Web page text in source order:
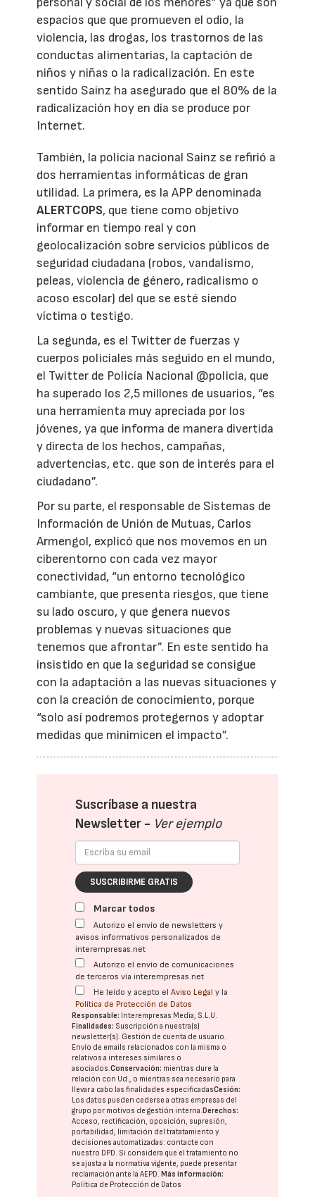
espacios que que promueven el odio, la
violencia, las drogas, los trastornos de las
conductas alimentarias, la captación de
niños y niñas o la radicalización. En este
sentido Sainz ha asegurado que el 80% de la
radicalización hoy en día se produce por
Internet.
También, la policia nacional Sainz se refirió a
dos herramientas informáticas de gran
utilidad. La primera, es la APP denominada
ALERTCOPS, que tiene como objetivo
informar en tiempo real y con
geolocalización sobre servicios públicos de
seguridad ciudadana (robos, vandalismo,
peleas, violencia de género, radicalismo o
acoso escolar) del que se esté siendo
víctima o testigo.
La segunda, es el Twitter de fuerzas y
cuerpos policiales más seguido en el mundo,
el Twitter de Policía Nacional @policia, que
ha superado los 2,5 millones de usuarios, “es
una herramienta muy apreciada por los
jóvenes, ya que informa de manera divertida
y directa de los hechos, campañas,
advertencias, etc. que son de interés para el
ciudadano”.
Por su parte, el responsable de Sistemas de
Información de Unión de Mutuas, Carlos
Armengol, explicó que nos movemos en un
ciberentorno con cada vez mayor
conectividad, “un entorno tecnológico
cambiante, que presenta riesgos, que tiene
su lado oscuro, y que genera nuevos
problemas y nuevas situaciones que
tenemos que afrontar”. En este sentido ha
insistido en que la seguridad se consigue
con la adaptación a las nuevas situaciones y
con la creación de conocimiento, porque
“solo así podremos protegernos y adoptar
medidas que minimicen el impacto”.
Suscríbase a nuestra
Newsletter - Ver ejemplo
SUSCRIBIRME GRATIS
Marcar todos
Autorizo el envío de newsletters y
avisos informativos personalizados de
interempresas.net
Autorizo el envío de comunicaciones
de terceros vía interempresas.net
He leído y acepto elAviso Legal y la
Política de Protección de Datos
Responsable: Interempresas Media, S.L.U.
Finalidades: Suscripción a nuestra(s)
newsletter(s). Gestión de cuenta de usuario.
Envío de emails relacionados con la misma o
relativos a intereses similares o
asociados.Conservación: mientras dure la
relación con Ud., o mientras sea necesario para
llevar a cabo las finalidades especificadasCesión:
Los datos pueden cederse a otras empresas del
grupo por motivos de gestión interna.Derechos:
Acceso, rectificación, oposición, supresión,
portabilidad, limitación del tratatamiento y
decisiones automatizadas: contacte con
nuestro DPD. Si considera que el tratamiento no
se ajusta a la normativa vigente, puede presentar
reclamación ante laAEPD.Más información:
Política de Protección de Datos